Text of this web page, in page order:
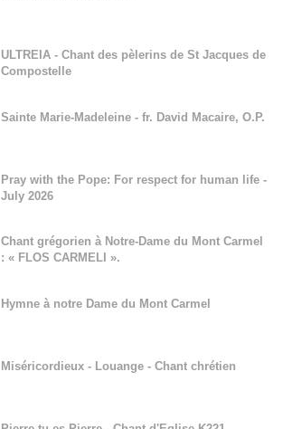
ULTREIA - Chant des pèlerins de St Jacques de
Compostelle
Sainte Marie-Madeleine - fr. David Macaire, O.P.
Pray with the Pope: For respect for human life -
July 2026
Chant grégorien à Notre-Dame du Mont Carmel
: « FLOS CARMELI ».
Hymne à notre Dame du Mont Carmel
Miséricordieux - Louange - Chant chrétien